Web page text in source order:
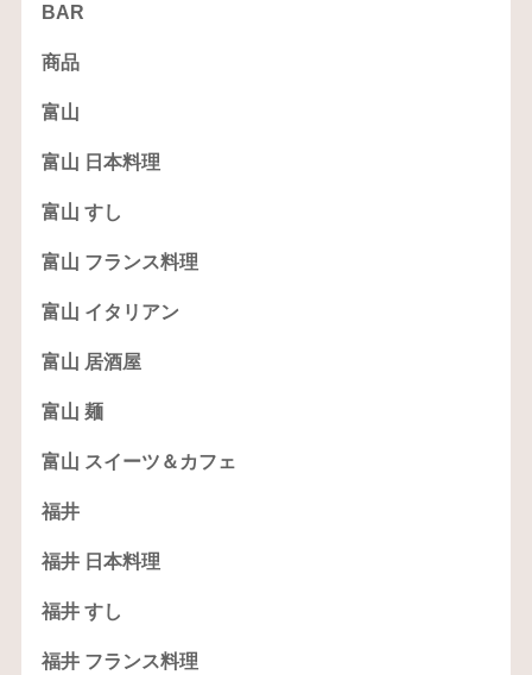
BAR
商品
富山
富山 日本料理
富山 すし
富山 フランス料理
富山 イタリアン
富山 居酒屋
富山 麺
富山 スイーツ＆カフェ
福井
福井 日本料理
福井 すし
福井 フランス料理